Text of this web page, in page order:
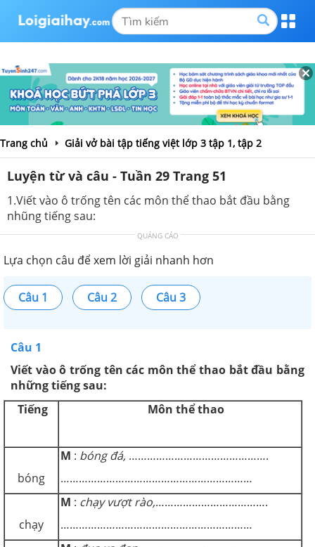
Trang chủ Giải vở bài tập tiếng việt lớp 3 tập 1, tập 2
Luyện từ và câu - Tuần 29 Trang 51
1.Viết vào ô trống tên các môn thể thao bắt đầu bằng
nhũng tiếng sau:
QUẢNG CÁO
Lựa chọn câu để xem lời giải nhanh hơn
Câu 1 Câu 2 Câu 3
Câu 1
Viết vào ô trống tên các môn thể thao bắt đầu bằng
những tiếng sau:
Tiếng
Môn thể thao
bóng
M : bóng đá, ……………………………………….
………………………………………………………
chạy
M : chạy vượt rào,……………………………….
………………………………………………………